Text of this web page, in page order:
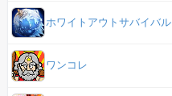
ホワイトアウトサバイバル
ワンコレ